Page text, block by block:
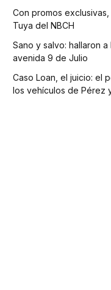
Con promos
Tuya del NBCH
Sano y salvo: hallaron
avenida 9 de Julio
Caso Loan, el juicio: el
los vehículos de Pérez